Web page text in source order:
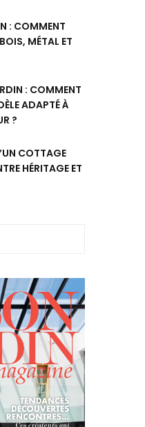
: COMMENT
MÉTAL ET
: COMMENT
ADAPTÉ À
?
COTTAGE
HÉRITAGE ET